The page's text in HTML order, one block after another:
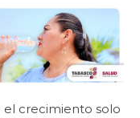
crecimiento solo